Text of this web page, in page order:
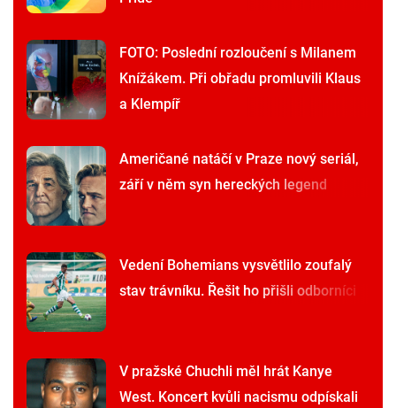
FOTO: Poslední rozloučení s Milanem
Knížákem. Při obřadu promluvili Klaus
a Klempíř
Američané natáčí v Praze nový seriál,
září v něm syn hereckých legend
Vedení Bohemians vysvětlilo zoufalý
stav trávníku. Řešit ho přišli odborníci
V pražské Chuchli měl hrát Kanye
West. Koncert kvůli nacismu odpískali